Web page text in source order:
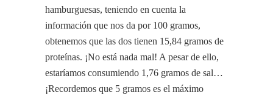
hamburguesas, teniendo en cuenta la
información que nos da por 100 gramos,
obtenemos que las dos tienen 15,84 gramos de
proteínas. ¡No está nada mal! A pesar de ello,
estaríamos consumiendo 1,76 gramos de sal…
¡Recordemos que 5 gramos es el máximo